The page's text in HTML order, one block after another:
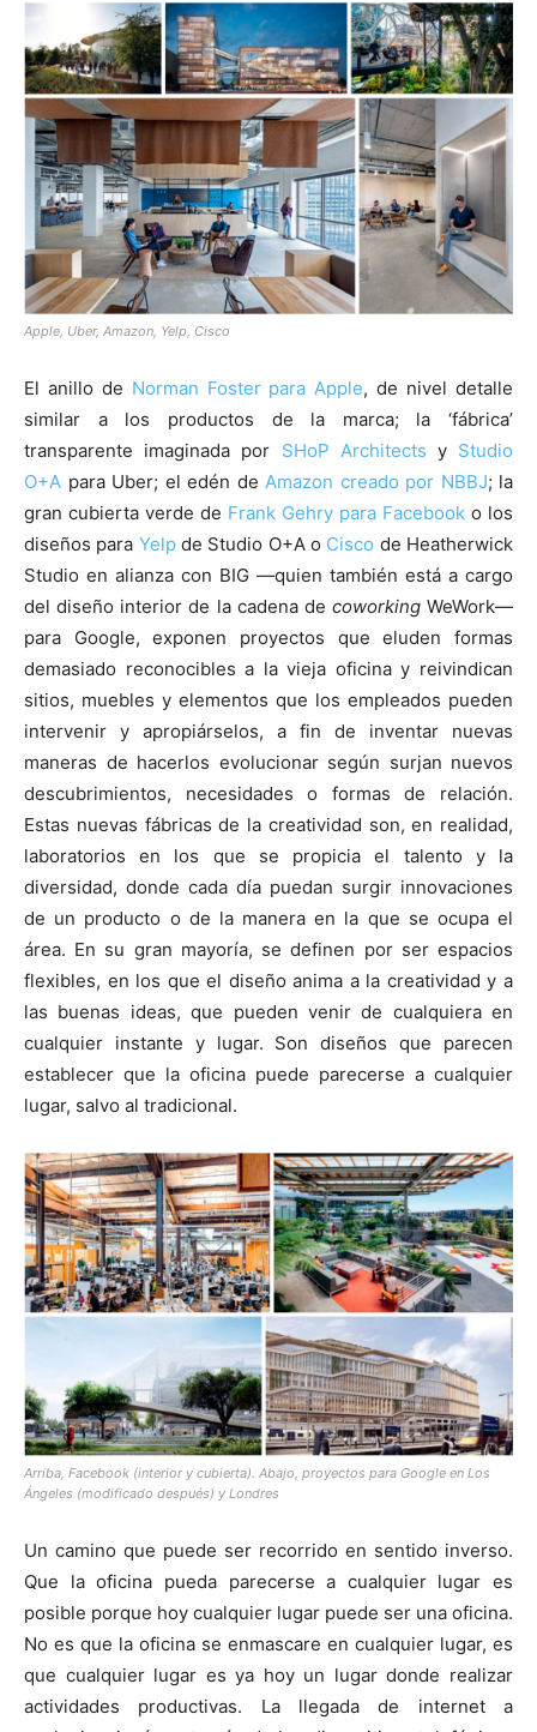
Apple, Uber, Amazon, Yelp, Cisco
El anillo de Norman Foster para Apple, de nivel detalle
similar a los productos de la marca; la ‘fábrica’
transparente imaginada por SHoP Architects y Studio
O+A para Uber; el edén de Amazon creado por NBBJ; la
gran cubierta verde de Frank Gehry para Facebook o los
diseños para Yelpde Studio O+A o Cisco de Heatherwick
Studio en alianza con BIG —quien también está a cargo
del diseño interior de la cadena de coworkingWeWork—
para Google, exponen proyectos que eluden formas
demasiado reconocibles a la vieja oficina y reivindican
sitios, muebles y elementos que los empleados pueden
intervenir y apropiárselos, a fin de inventar nuevas
maneras de hacerlos evolucionar según surjan nuevos
descubrimientos, necesidades o formas de relación.
Estas nuevas fábricas de la creatividad son, en realidad,
laboratorios en los que se propicia el talento y la
diversidad, donde cada día puedan surgir innovaciones
de un producto o de la manera en la que se ocupa el
área. En su gran mayoría, se definen por ser espacios
flexibles, en los que el diseño anima a la creatividad y a
las buenas ideas, que pueden venir de cualquiera en
cualquier instante y lugar. Son diseños que parecen
establecer que la oficina puede parecerse a cualquier
lugar, salvo al tradicional.
Arriba, Facebook (interior y cubierta). Abajo, proyectos para Google en Los
Ángeles (modificado después) y Londres
Un camino que puede ser recorrido en sentido inverso.
Que la oficina pueda parecerse a cualquier lugar es
posible porque hoy cualquier lugar puede ser una oficina.
No es que la oficina se enmascare en cualquier lugar, es
que cualquier lugar es ya hoy un lugar donde realizar
actividades productivas. La llegada de internet a